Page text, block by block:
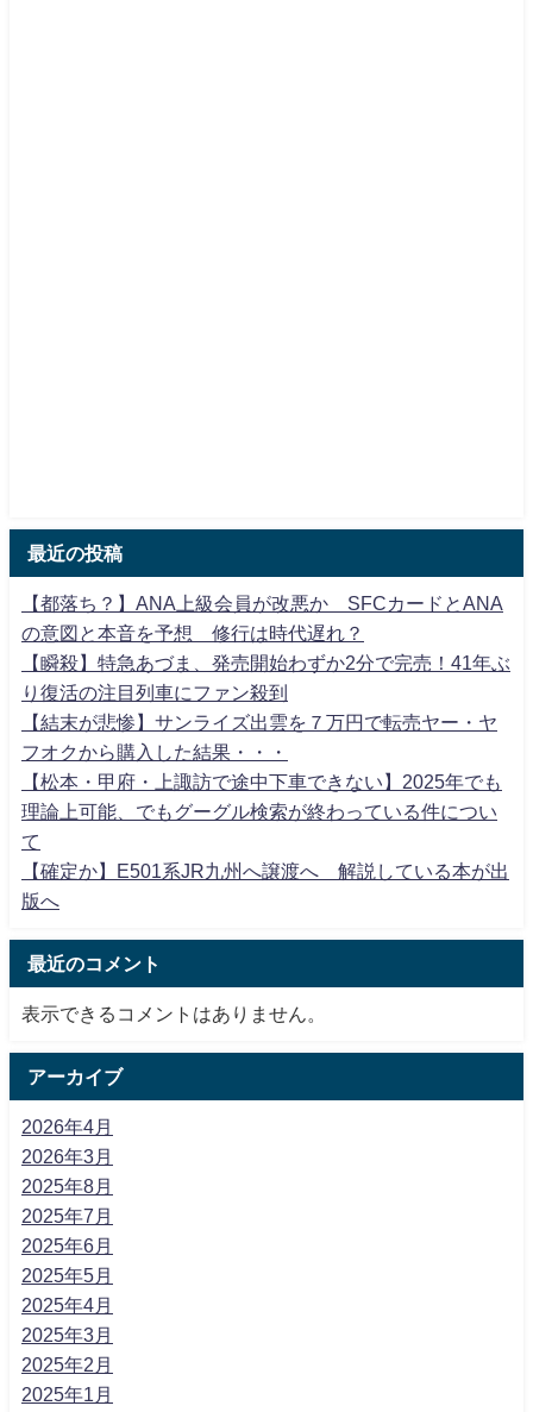
最近の投稿
【都落ち？】ANA上級会員が改悪か SFCカードとANA
の意図と本音を予想 修行は時代遅れ？
【瞬殺】特急あづま、発売開始わずか2分で完売！41年ぶ
り復活の注目列車にファン殺到
【結末が悲惨】サンライズ出雲を７万円で転売ヤー・ヤ
フオクから購入した結果・・・
【松本・甲府・上諏訪で途中下車できない】2025年でも
理論上可能、でもグーグル検索が終わっている件につい
て
【確定か】E501系JR九州へ譲渡へ 解説している本が出
版へ
最近のコメント
表示できるコメントはありません。
アーカイブ
2026年4月
2026年3月
2025年8月
2025年7月
2025年6月
2025年5月
2025年4月
2025年3月
2025年2月
2025年1月